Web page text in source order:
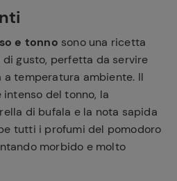
e tonno sono una ricetta
gusto, perfetta da servire
a temperatura ambiente. Il
del tonno, la
di bufala e la nota sapida
tutti i profumi del pomodoro
morbido e molto